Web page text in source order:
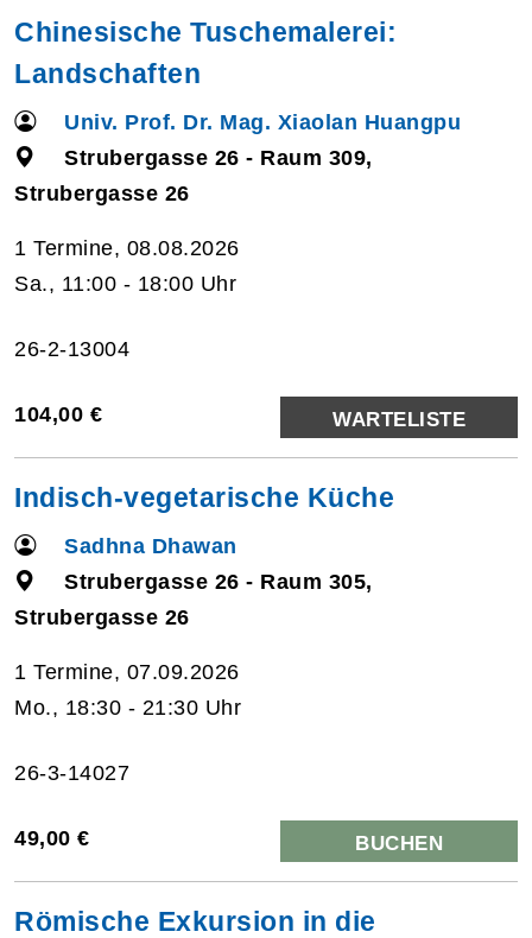
Chinesische Tuschemalerei:
Landschaften
Univ. Prof. Dr. Mag. Xiaolan Huangpu
Strubergasse 26 - Raum 309,
Strubergasse 26
1 Termine, 08.08.2026
Sa., 11:00 - 18:00 Uhr
26-2-13004
104,00 € WARTELISTE
Indisch-vegetarische Küche
Sadhna Dhawan
Strubergasse 26 - Raum 305,
Strubergasse 26
1 Termine, 07.09.2026
Mo., 18:30 - 21:30 Uhr
26-3-14027
49,00 € BUCHEN
Römische Exkursion in die